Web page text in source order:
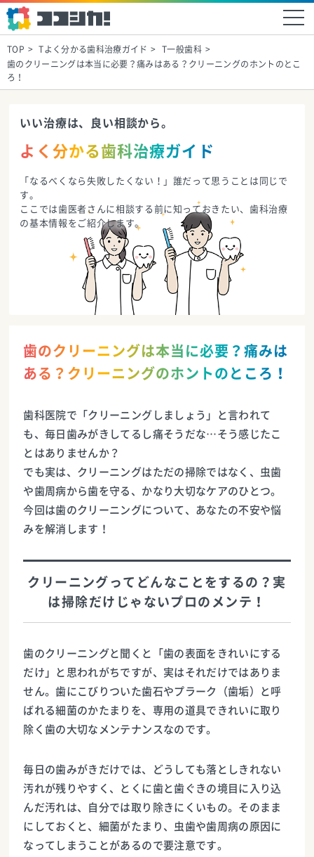
TOP Tよく分かる歯科治療ガイド
T一般歯科
歯のクリーニングは本当に必要？痛みはある？クリーニングのホントのとこ
ろ！
いい治療は、良い相談から。
よく分かる歯科治療ガイド
「なるべくなら失敗したくない！」誰だって思うことは同じで
す。
ここでは歯医者さんに相談する前に知っておきたい、歯科治療
の基本情報をご紹介します。
歯のクリーニングは本当に必要？痛みは
ある？クリーニングのホントのところ！
歯科医院で「クリーニングしましょう」と言われて
も、毎日歯みがきしてるし痛そうだな…そう感じたこ
とはありませんか？
でも実は、クリーニングはただの掃除ではなく、虫歯
や歯周病から歯を守る、かなり大切なケアのひとつ。
今回は歯のクリーニングについて、あなたの不安や悩
みを解消します！
クリーニングってどんなことをするの？実
は掃除だけじゃないプロのメンテ！
歯のクリーニングと聞くと「歯の表面をきれいにする
だけ」と思われがちですが、実はそれだけではありま
せん。歯にこびりついた歯石やプラーク（歯垢）と呼
ばれる細菌のかたまりを、専用の道具できれいに取り
除く歯の大切なメンテナンスなのです。
毎日の歯みがきだけでは、どうしても落としきれない
汚れが残りやすく、とくに歯と歯ぐきの境目に入り込
んだ汚れは、自分では取り除きにくいもの。そのまま
にしておくと、細菌がたまり、虫歯や歯周病の原因に
なってしまうことがあるので要注意です。